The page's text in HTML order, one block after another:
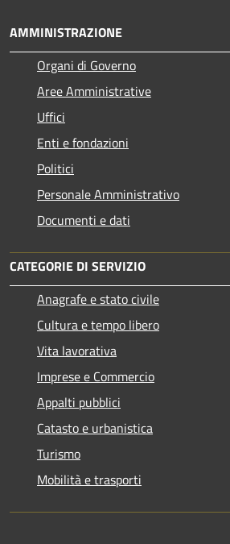
AMMINISTRAZIONE
Organi di Governo
Aree Amministrative
Uffici
Enti e fondazioni
Politici
Personale Amministrativo
Documenti e dati
CATEGORIE DI SERVIZIO
Anagrafe e stato civile
Cultura e tempo libero
Vita lavorativa
Imprese e Commercio
Appalti pubblici
Catasto e urbanistica
Turismo
Mobilità e trasporti